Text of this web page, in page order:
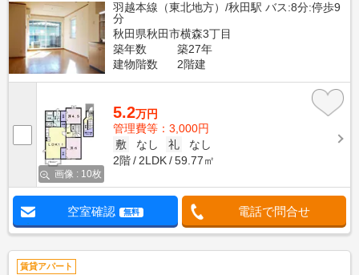
羽越本線（東北地方）/秋田駅 バス:8分:停歩9
分
秋田県秋田市横森3丁目
築年数
築27年
建物階数
2階建
画像 : 10枚
5.2万円
管理費等：3,000円
敷
なし 礼
なし
2階
2LDK 59.77㎡
空室確認 無料 電話で問合せ
賃貸アパート